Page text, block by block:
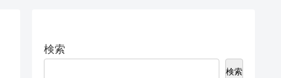
検索
検索